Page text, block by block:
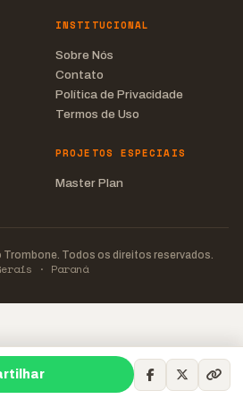
INSTITUCIONAL
Sobre Nós
Contato
Política de Privacidade
Termos de Uso
PROJETOS ESPECIAIS
Master Plan
Trombone. Todos os direitos reservados.
· Paraná